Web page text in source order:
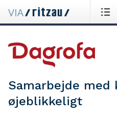
Samarbejde med
øjeblikkeligt